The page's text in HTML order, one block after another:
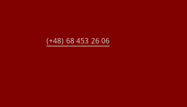
(+48) 68 453 26 06